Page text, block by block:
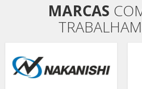
MARCAS